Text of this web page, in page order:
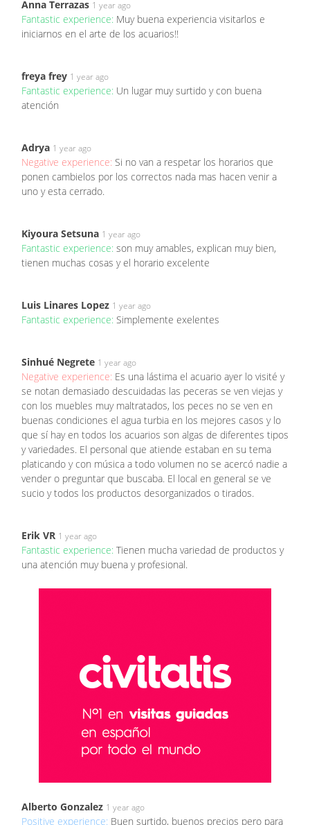
Anna Terrazas 1 year ago
Fantastic experience: Muy buena experiencia visitarlos e
iniciarnos en el arte de los acuarios!!
freya frey 1 year ago
Fantastic experience: Un lugar muy surtido y con buena
atención
Adrya 1 year ago
Negative experience: Si no van a respetar los horarios que
ponen cambielos por los correctos nada mas hacen venir a
uno y esta cerrado.
Kiyoura Setsuna 1 year ago
Fantastic experience: son muy amables, explican muy bien,
tienen muchas cosas y el horario excelente
Luis Linares Lopez 1 year ago
Fantastic experience: Simplemente exelentes
Sinhué Negrete 1 year ago
Negative experience: Es una lástima el acuario ayer lo visité y
se notan demasiado descuidadas las peceras se ven viejas y
con los muebles muy maltratados, los peces no se ven en
buenas condiciones el agua turbia en los mejores casos y lo
que sí hay en todos los acuarios son algas de diferentes tipos
y variedades. El personal que atiende estaban en su tema
platicando y con música a todo volumen no se acercó nadie a
vender o preguntar que buscaba. El local en general se ve
sucio y todos los productos desorganizados o tirados.
Erik VR 1 year ago
Fantastic experience: Tienen mucha variedad de productos y
una atención muy buena y profesional.
Alberto Gonzalez 1 year ago
Positive experience: Buen surtido, buenos precios pero para